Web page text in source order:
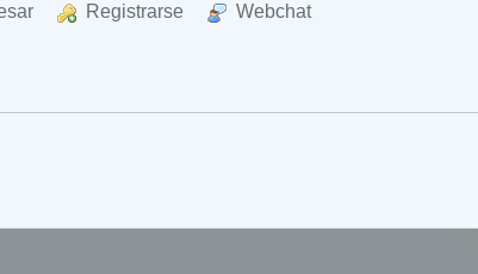
Registrarse Webchat